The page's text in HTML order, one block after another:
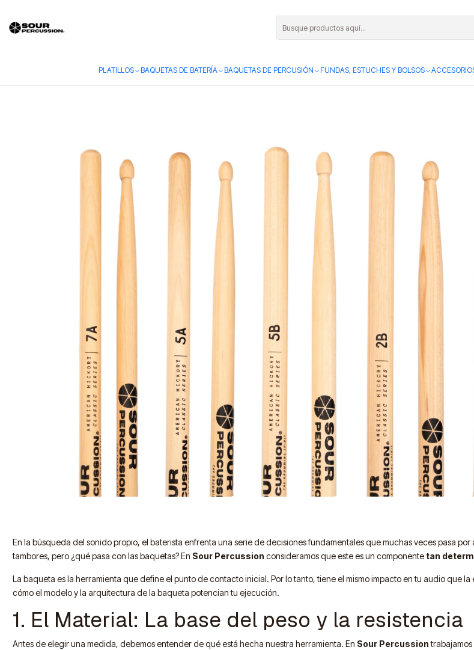
PLATILLOS BAQUETAS DE BATERÍA BAQUETAS DE PERCUSIÓN FUNDAS, ESTUCHES Y BOLSOS
En la búsqueda del sonido propio, el baterista enfrenta una serie de decisiones fundamentales que muchas veces pasa
tambores, pero ¿qué pasa con las baquetas? En Sour Percussion consideramos que este es un componente tan
La baqueta es la herramienta que define el punto de contacto inicial. Por lo tanto, tiene el mismo impacto en tu audio que
cómo el modelo y la arquitectura de la baqueta potencian tu ejecución.
1. El Material: La base del peso y la resistencia
Antes de elegir una medida, debemos entender de qué está hecha nuestra herramienta. En Sour Percussiontrabajamos